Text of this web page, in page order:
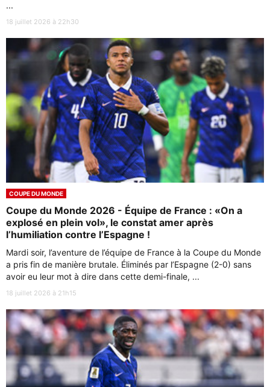
...
18 juillet 2026 à 22h30
COUPE DU MONDE
Coupe du Monde 2026 - Équipe de France : «On a
explosé en plein vol», le constat amer après
l’humiliation contre l’Espagne !
Mardi soir, l’aventure de l’équipe de France à la Coupe du Monde
a pris fin de manière brutale. Éliminés par l’Espagne (2-0) sans
avoir eu leur mot à dire dans cette demi-finale, ...
18 juillet 2026 à 21h15